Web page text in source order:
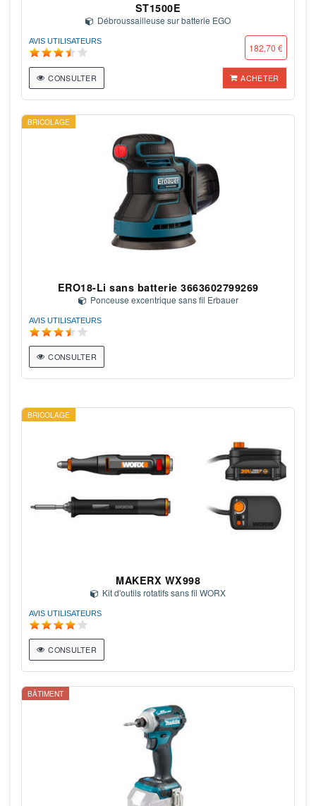
ST1500E
Débroussailleuse sur batterie EGO
AVIS UTILISATEURS
182,70 €
CONSULTER ACHETER
BRICOLAGE
ERO18-Li sans batterie 3663602799269
Ponceuse excentrique sans fil Erbauer
AVIS UTILISATEURS
CONSULTER
BRICOLAGE
MAKERX WX998
Kit d'outils rotatifs sans fil WORX
AVIS UTILISATEURS
CONSULTER
BÂTIMENT